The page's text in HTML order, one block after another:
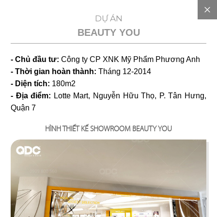
DỰ ÁN
BEAUTY YOU
- Chủ đầu tư: Công ty CP XNK Mỹ Phẩm Phương Anh
- Thời gian hoàn thành: Tháng 12-2014
- Diện tích: 180m2
- Địa điểm: Lotte Mart, Nguyễn Hữu Thọ, P. Tân Hưng,
Quận 7
HÌNH THIẾT KẾ SHOWROOM BEAUTY YOU
GIỚI
THIỆU
DỰ
TOÁN
DỰ